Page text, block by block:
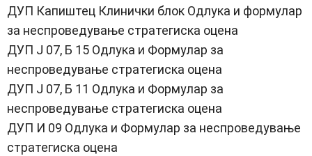
ДУП Капиштец Клинички блок Одлука и формулар
за неспроведување стратегиска оцена
ДУП Ј 07, Б 15 Одлука и Формулар за
неспроведување стратегиска оцена
ДУП Ј 07, Б 11 Одлука и Формулар за
неспроведување стратегиска оцена
ДУП И 09 Одлука и Формулар за неспроведување
стратегиска оцена